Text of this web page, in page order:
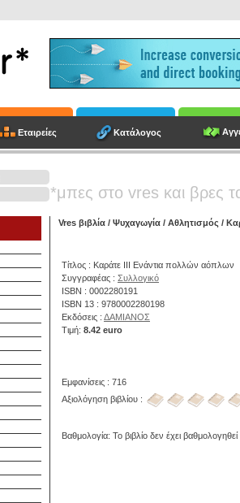
Εταιρείες Κατάλογος
*μπες στο vres και βρες
Vres βιβλία / Ψυχαγωγία / Αθλητισμός /
Τίτλος : Καράτε ΙΙΙ Ενάντια πολλών αόπλων
Συγγραφέας : Συλλογικό
ISBN : 0002280191
ISBN 13 : 9780002280198
Εκδόσεις : ΔΑΜΙΑΝΟΣ
Τιμή: 8.42 euro
Εμφανίσεις : 716
Αξιολόγηση βιβλίου :
Βαθμολογία: Το βιβλίο δεν έχει